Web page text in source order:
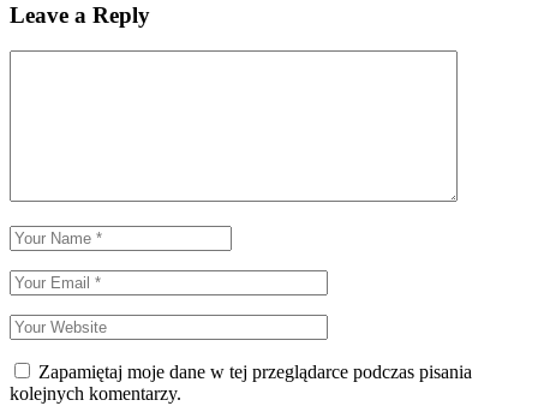
Leave a Reply
Zapamiętaj moje dane w tej przeglądarce podczas pisania
kolejnych komentarzy.